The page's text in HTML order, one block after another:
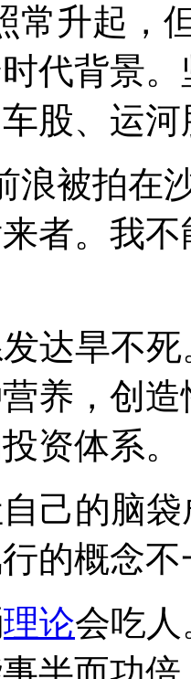
升起，但
代背景
股、运
被拍在沙
者。我
旱不死
养，创
资体系。
的脑袋
的概念
理论会吃